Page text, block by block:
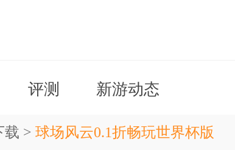
评测 新游动态
载 > 球场风云0.1折畅玩世界杯版